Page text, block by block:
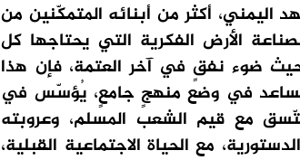
اليمني، أكثر من أبنائه المتمكّنين من
الأرض الفكرية التي يحتاجها كل
ضوء نفقٍ في آخر العتمة، فإن هذا
يُساعد في وضع منهجٍ جامعٍ، يُؤسّس في
مع قيم الشعب المسلم، وعروبته
مع الحياة الاجتماعية القبلية،